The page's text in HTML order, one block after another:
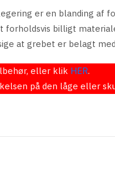
er en blanding
forholdsvis billigt
at grebet er belagt
eller klik HER.
på den låge eller